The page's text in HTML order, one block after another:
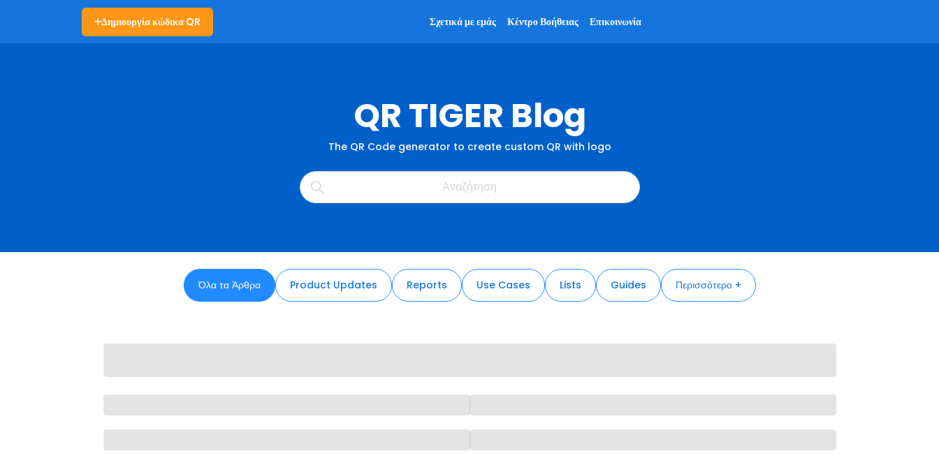
Δημιουργία κώδικα QR Σχετικά με εμάς Κέντρο Βοήθειας Επικοινωνία
QR TIGER Blog
The QR Code generator to create custom QR with logo
Όλα τα Άρθρα Product Updates Reports Use Cases Lists Guides Περισσότερο +